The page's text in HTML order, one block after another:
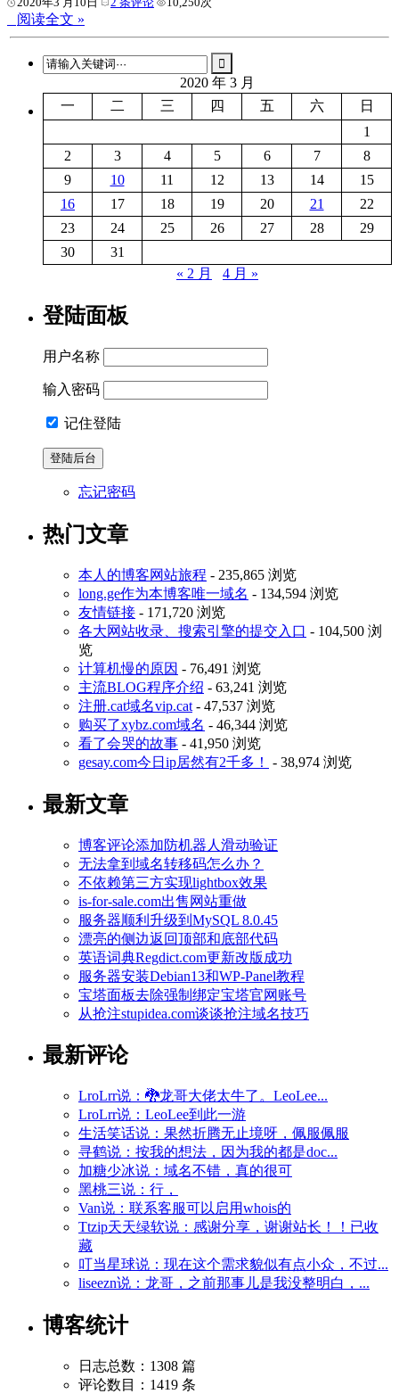
阅读全文 »
2020 年 3 月
一
二 三 四 五 六
日
1
2
3 4 5 6 7
8
9
10 11 12 13 14
15
16
17 18 19 20 21
22
23
24 25 26 27 28
29
30
31
« 2 月
4 月 »
登陆面板
用户名称
输入密码
记住登陆
忘记密码
热门文章
本人的博客网站旅程 - 235,865 浏览
long.ge作为本博客唯一域名 - 134,594 浏览
友情链接 - 171,720 浏览
各大网站收录、搜索引擎的提交入口 - 104,500 浏
览
计算机慢的原因 - 76,491 浏览
主流BLOG程序介绍 - 63,241 浏览
注册.cat域名vip.cat - 47,537 浏览
购买了xybz.com域名 - 46,344 浏览
看了会哭的故事 - 41,950 浏览
gesay.com今日ip居然有2千多！
- 38,974 浏览
最新文章
博客评论添加防机器人滑动验证
无法拿到域名转移码怎么办？
不依赖第三方实现lightbox效果
is-for-sale.com出售网站重做
服务器顺利升级到MySQL 8.0.45
漂亮的侧边返回顶部和底部代码
英语词典Regdict.com更新改版成功
服务器安装Debian13和WP-Panel教程
宝塔面板去除强制绑定宝塔官网账号
从抢注stupidea.com谈谈抢注域名技巧
最新评论
LroLrr说：🐉龙哥大佬太牛了。LeoLee...
LroLrr说：LeoLee到此一游
生活笑话说：果然折腾无止境呀，佩服佩服
寻鹤说：按我的想法，因为我的都是doc...
加糖少冰说：域名不错，真的很可
黑桃三说：行，
Van说：联系客服可以启用whois的
Ttzip天天绿软说：感谢分享，谢谢站长！！已收
藏
叮当星球说：现在这个需求貌似有点小众，不过...
liseezn说：龙哥，之前那事儿是我没整明白，...
博客统计
日志总数：1308 篇
评论数目：1419 条